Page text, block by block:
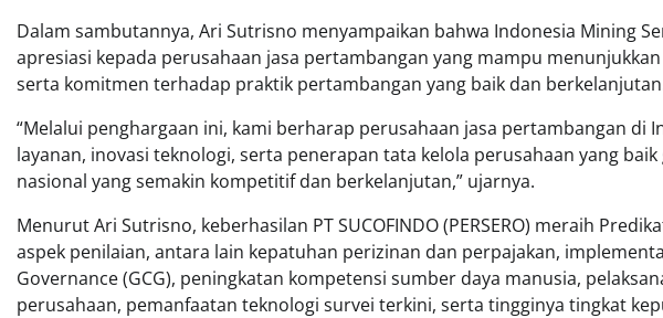
Dalam sambutannya, Ari Sutrisno menyampaikan bahwa Indonesia Mining
apresiasi kepada perusahaan jasa pertambangan yang mampu
serta komitmen terhadap praktik pertambangan yang baik dan
“Melalui penghargaan ini, kami berharap perusahaan jasa pertambangan di
layanan, inovasi teknologi, serta penerapan tata kelola perusahaan yang
nasional yang semakin kompetitif dan berkelanjutan,” ujarnya.
Menurut Ari Sutrisno, keberhasilan PT SUCOFINDO (PERSERO) meraih
aspek penilaian, antara lain kepatuhan perizinan dan perpajakan,
Governance (GCG), peningkatan kompetensi sumber daya manusia,
perusahaan, pemanfaatan teknologi survei terkini, serta tingginya tingkat